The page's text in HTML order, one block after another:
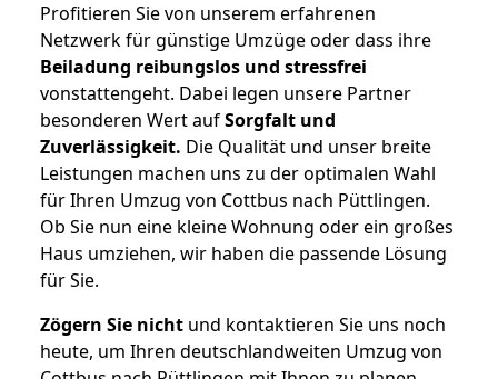
Profitieren Sie von unserem erfahrenen
Netzwerk für günstige Umzüge oder dass ihre
Beiladung reibungslos und stressfrei
vonstattengeht. Dabei legen unsere Partner
besonderen Wert aufSorgfalt und
Zuverlässigkeit. Die Qualität und unser breite
Leistungen machen uns zu der optimalen Wahl
für Ihren Umzug von Cottbus nach Püttlingen.
Ob Sie nun eine kleine Wohnung oder ein großes
Haus umziehen, wir haben die passende Lösung
für Sie.
Zögern Sie nicht und kontaktieren Sie uns noch
heute, um Ihren deutschlandweiten Umzug von